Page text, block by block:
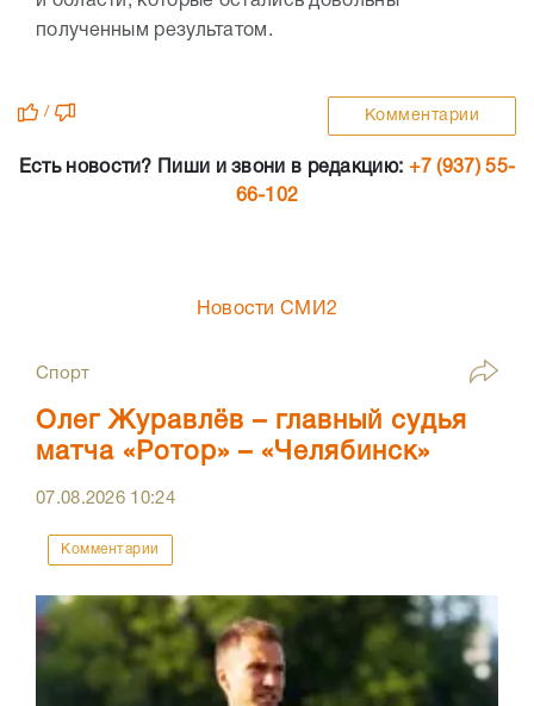
полученным результатом.
/ Комментарии
Есть новости? Пиши и звони в редакцию: +7 (937) 55-
66-102
Новости СМИ2
Спорт
Олег Журавлёв – главный судья
матча «Ротор» – «Челябинск»
07.08.2026 10:24
Комментарии